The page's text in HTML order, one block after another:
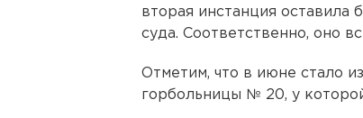
вторая инстанция оставила
суда. Соответственно, оно
Отметим, что в июне стало
горбольницы № 20, у